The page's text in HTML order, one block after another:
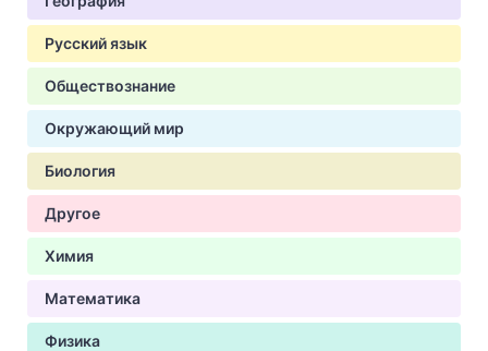
Русский язык
Обществознание
Окружающий мир
Биология
Другое
Химия
Математика
Физика